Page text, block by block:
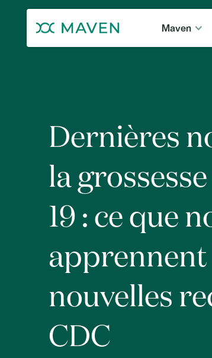
Maven
Dernières
la
19 : ce que
apprennent
nouvelles
CDC